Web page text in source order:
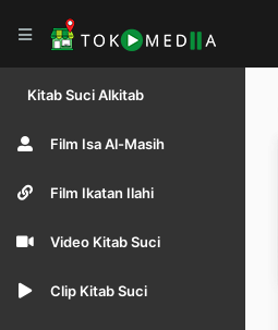
Kitab Suci Alkitab
Film Isa Al-Masih
Film Ikatan Ilahi
Video Kitab Suci
Clip Kitab Suci